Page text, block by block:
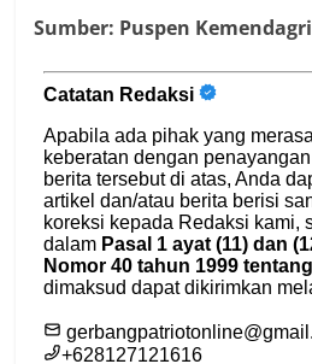
Sumber: Puspen Kemendagri